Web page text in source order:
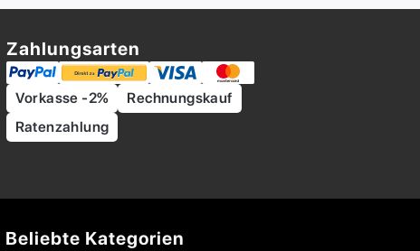
Zahlungsarten
Vorkasse -2%
Rechnungskauf
Ratenzahlung
Beliebte Kategorien